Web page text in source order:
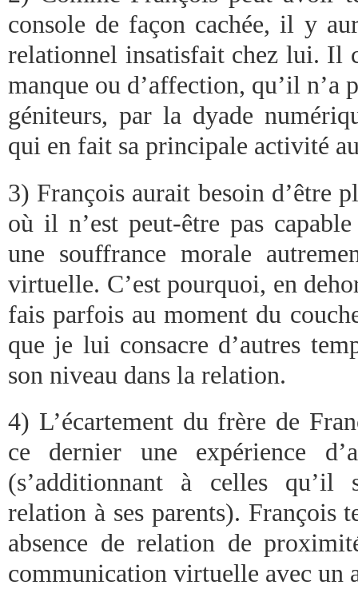
console de façon cachée, il y
relationnel insatisfait chez lui. Il
manque ou d’affection, qu’il n’a
géniteurs, par la dyade
qui en fait sa principale activité
3) François aurait besoin d’être
où il n’est peut-être pas
une souffrance morale
virtuelle. C’est pourquoi, en
fais parfois au moment du
que je lui consacre d’autres
son niveau dans la relation.
4) L’écartement du frère de
ce dernier une expérience
(s’additionnant à celles qu’il
relation à ses parents). François
absence de relation de
communication virtuelle avec un